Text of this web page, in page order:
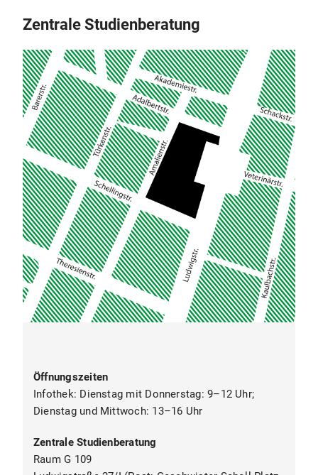
Zentrale Studienberatung
Öffnungszeiten
Infothek: Dienstag mit Donnerstag: 9–12 Uhr;
Dienstag und Mittwoch: 13–16 Uhr
Zentrale Studienberatung
Raum G 109